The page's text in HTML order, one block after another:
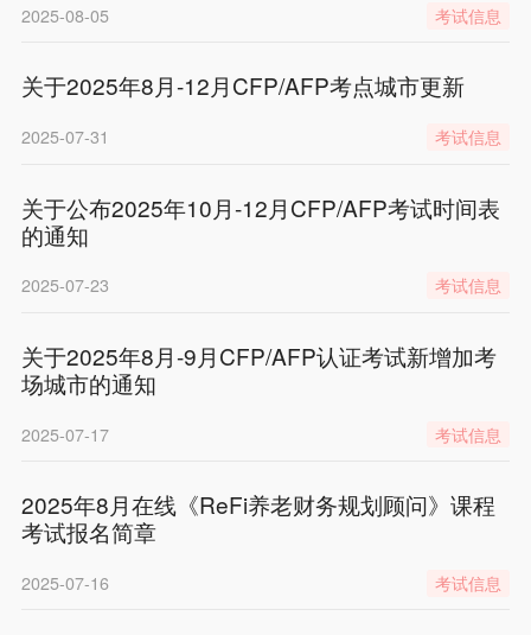
2025-08-05 考试信息
关于2025年8月-12月CFP/AFP考点城市更新
2025-07-31 考试信息
关于公布2025年10月-12月CFP/AFP考试时间表
的通知
2025-07-23 考试信息
关于2025年8月-9月CFP/AFP认证考试新增加考
场城市的通知
2025-07-17 考试信息
2025年8月在线《ReFi养老财务规划顾问》课程
考试报名简章
2025-07-16 考试信息